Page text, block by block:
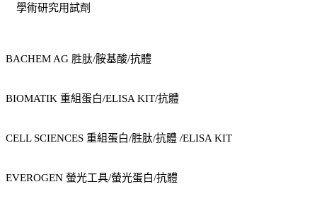
學術研究用試劑
BACHEM AG 胜肽/胺基酸/抗體
BIOMATIK 重組蛋白/ELISA KIT/抗體
CELL SCIENCES 重組蛋白/胜肽/抗體 /ELISA KIT
EVEROGEN 螢光工具/螢光蛋白/抗體